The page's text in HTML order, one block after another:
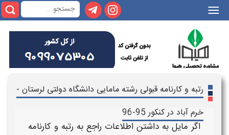
|||
رتبه و کارنامه قبولی رشته مامایی دانشگاه دولتی لرستان -
خرم آباد در کنکور 95-96
اگر مایل به داشتن اطلاعات راجع به رتبه و کارنامه